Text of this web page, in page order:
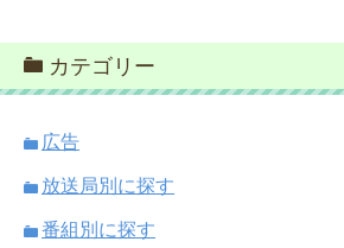
カテゴリー
広告
放送局別に探す
番組別に探す